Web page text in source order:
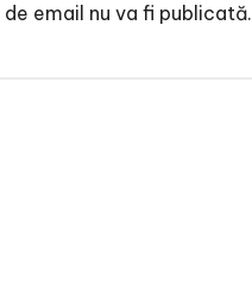
email nu va fi publicată.